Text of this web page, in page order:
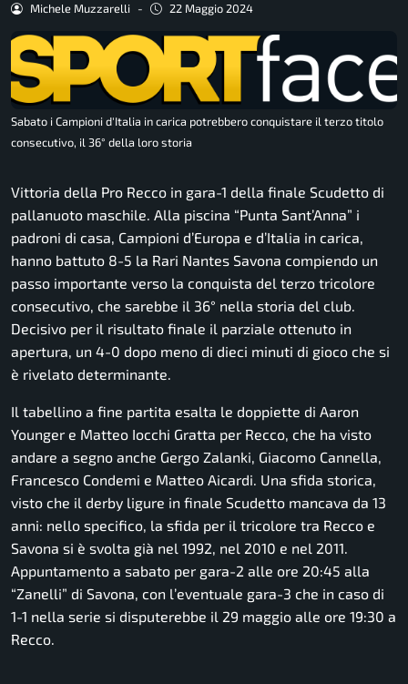
Michele Muzzarelli - 22 Maggio 2024
Sabato i Campioni d'Italia in carica potrebbero conquistare il terzo titolo
consecutivo, il 36° della loro storia
Vittoria della Pro Recco in gara-1 della finale Scudetto di
pallanuoto maschile. Alla piscina “Punta Sant’Anna” i
padroni di casa, Campioni d’Europa e d’Italia in carica,
hanno battuto 8-5 la Rari Nantes Savona compiendo un
passo importante verso la conquista del terzo tricolore
consecutivo, che sarebbe il 36° nella storia del club.
Decisivo per il risultato finale il parziale ottenuto in
apertura, un 4-0 dopo meno di dieci minuti di gioco che si
è rivelato determinante.
Il tabellino a fine partita esalta le doppiette di Aaron
Younger e Matteo Iocchi Gratta per Recco, che ha visto
andare a segno anche Gergo Zalanki, Giacomo Cannella,
Francesco Condemi e Matteo Aicardi. Una sfida storica,
visto che il derby ligure in finale Scudetto mancava da 13
anni: nello specifico, la sfida per il tricolore tra Recco e
Savona si è svolta già nel 1992, nel 2010 e nel 2011.
Appuntamento a sabato per gara-2 alle ore 20:45 alla
“Zanelli” di Savona, con l’eventuale gara-3 che in caso di
1-1 nella serie si disputerebbe il 29 maggio alle ore 19:30 a
Recco.